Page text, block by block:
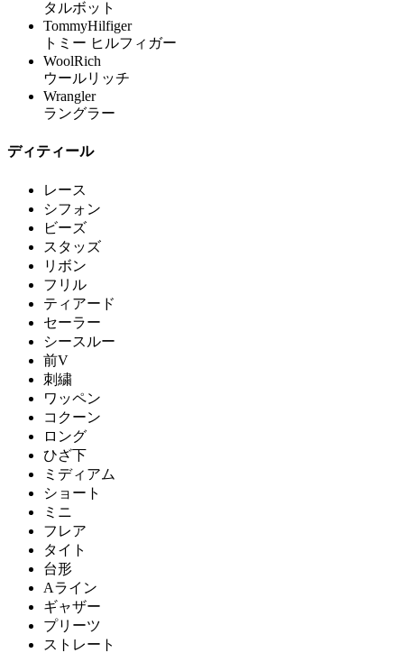
タルボット
TommyHilfiger
トミー ヒルフィガー
WoolRich
ウールリッチ
Wrangler
ラングラー
ディティール
レース
シフォン
ビーズ
スタッズ
リボン
フリル
ティアード
セーラー
シースルー
前V
刺繍
ワッペン
コクーン
ロング
ひざ下
ミディアム
ショート
ミニ
フレア
タイト
台形
Aライン
ギャザー
プリーツ
ストレート